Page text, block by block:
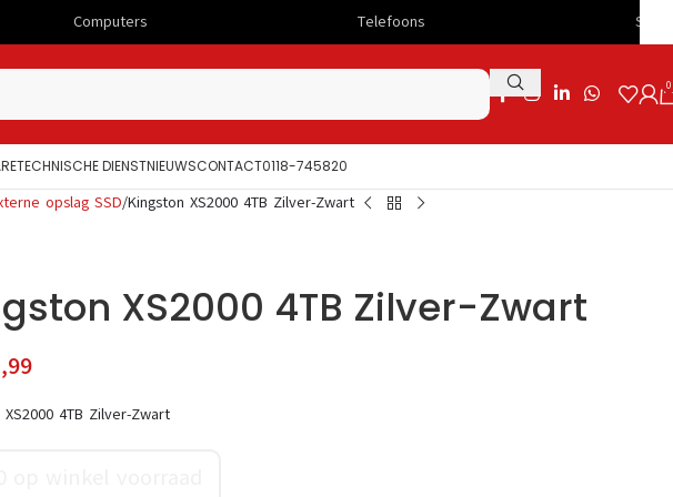
0
TECHNISCHE DIENSTNIEUWSCONTACT0118-745820
opslag SSD Kingston XS2000 4TB Zilver-Zwart
XS2000 4TB Zilver-Zwart
XS2000 4TB Zilver-Zwart
Snelle levering